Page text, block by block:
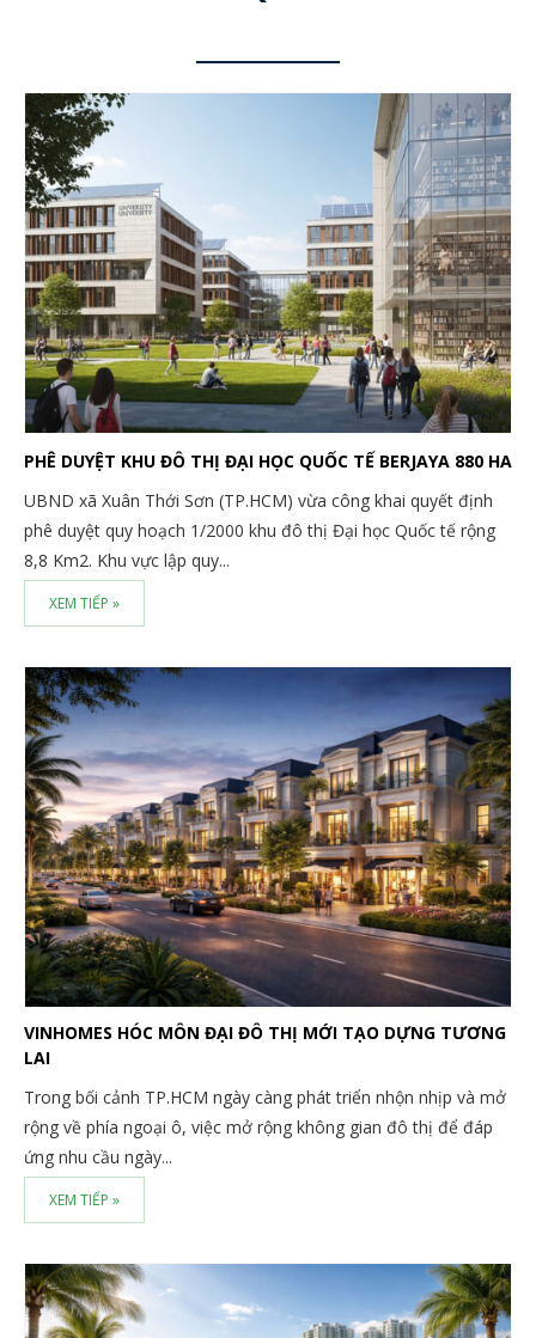
PHÊ DUYỆT KHU ĐÔ THỊ ĐẠI HỌC QUỐC TẾ BERJAYA 880 HA
UBND xã Xuân Thới Sơn (TP.HCM) vừa công khai quyết định
phê duyệt quy hoạch 1/2000 khu đô thị Đại học Quốc tế rộng
8,8 Km2. Khu vực lập quy...
XEM TIẾP »
VINHOMES HÓC MÔN ĐẠI ĐÔ THỊ MỚI TẠO DỰNG TƯƠNG
LAI
Trong bối cảnh TP.HCM ngày càng phát triển nhộn nhịp và mở
rộng về phía ngoại ô, việc mở rộng không gian đô thị để đáp
ứng nhu cầu ngày...
XEM TIẾP »